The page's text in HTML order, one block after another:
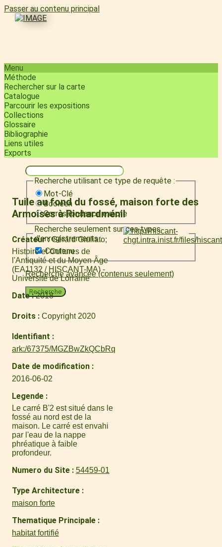
Passer au contenu principal
Menu
Méthode
Rechercher sur la carte
Catalogue
Parcourir les expositions
Collections
Glossaire
Bibliographie
Liens utiles
Exports
Recherche utilisant ce type de requête :
Mot-Clé
Booléen
Correspondance exacte
Recherche seulement sur ces types
d'enregistrements :
Contenu
Recherche avancée (contenus seulement)
Recherche
Tuile au fond du fossé, maison forte des
Armoises à Richardménil
Créateur
Gérard Giuliato
Histoire et Cultures de
l'Antiquité et du Moyen Âge
(EA1132 / HISCANT-MA) -
Université de Lorraine
Date 2018
Droits Copyright 2020
Identifiant
ark:/67375/MGZBwZkQCbRq
Date de modification
2016-06-02
Legende
Le carré B'2 est situé dans le
fossé au nord est de la
maison. Le carré est envahi
par l'eau de la nappe
phréatique à faible
profondeur.
Numero du Site 54459-01
Type Architecture
maison forte
Thematique Principale
habitat fortifié